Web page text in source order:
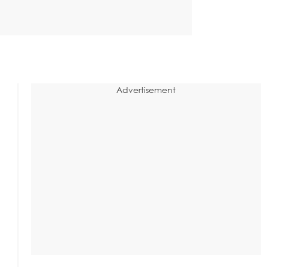
Advertisement